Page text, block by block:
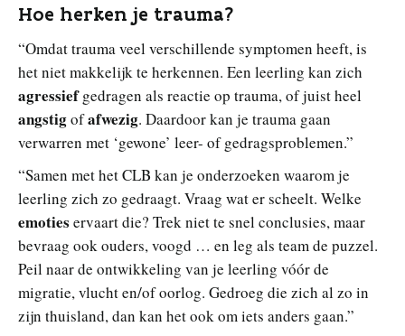
Hoe herken je trauma?
“Omdat trauma veel verschillende symptomen heeft, is
het niet makkelijk te herkennen. Een leerling kan zich
agressiefgedragen als reactie op trauma, of juist heel
angstigofafwezig. Daardoor kan je trauma gaan
verwarren met ‘gewone’ leer- of gedragsproblemen.”
“Samen met het CLB kan je onderzoeken waarom je
leerling zich zo gedraagt. Vraag wat er scheelt. Welke
emoties ervaart die? Trek niet te snel conclusies, maar
bevraag ook ouders, voogd … en leg als team de puzzel.
Peil naar de ontwikkeling van je leerling vóór de
migratie, vlucht en/of oorlog. Gedroeg die zich al zo in
zijn thuisland, dan kan het ook om iets anders gaan.”